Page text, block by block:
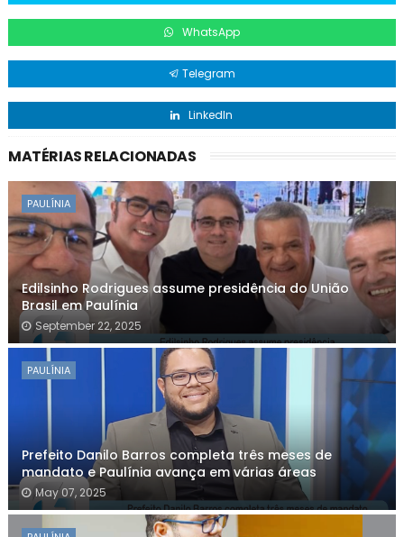
WhatsApp
Telegram
LinkedIn
MATÉRIAS RELACIONADAS
PAULÍNIA
Edilsinho Rodrigues assume presidência do União
Brasil em Paulínia
September 22, 2025
PAULÍNIA
Prefeito Danilo Barros completa três meses de
mandato e Paulínia avança em várias áreas
May 07, 2025